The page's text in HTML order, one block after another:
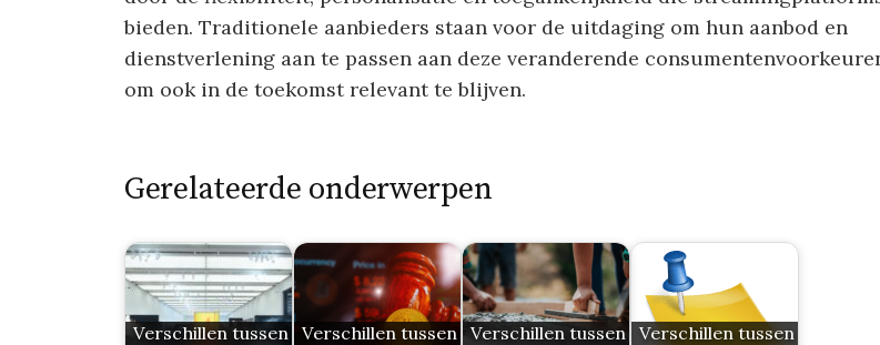
bieden. Traditionele aanbieders staan voor de uitdaging om hun aanbod en
dienstverlening aan te passen aan deze veranderende
om ook in de toekomst relevant te blijven.
Gerelateerde onderwerpen
Verschillen tussen
Verschillen tussen
Verschillen tussen
Verschillen tussen